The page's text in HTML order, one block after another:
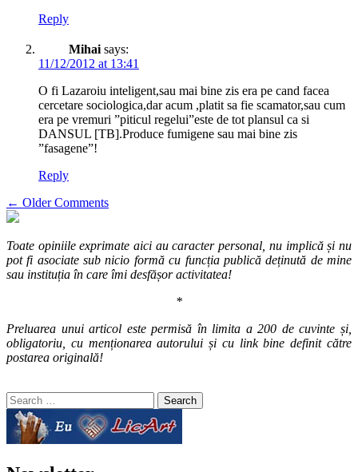
Reply
Mihai says:
11/12/2012 at 13:41
O fi Lazaroiu inteligent,sau mai bine zis era pe cand facea
cercetare sociologica,dar acum ,platit sa fie scamator,sau cum
era pe vremuri ”piticul regelui”este de tot plansul ca si
DANSUL [TB].Produce fumigene sau mai bine zis
”fasagene”!
Reply
Comment
navigation
← Older Comments
Toate opiniile exprimate aici au caracter personal, nu implică și nu
pot fi asociate sub nicio formă cu funcția publică deținută de mine
sau instituția în care îmi desfășor activitatea!
*
Preluarea unui articol este permisă în limita a 200 de cuvinte și,
obligatoriu, cu menționarea autorului și cu link bine definit către
postarea originală!
Search
for: